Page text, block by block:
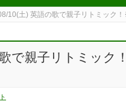
10(土) 英語の歌で親子リトミック
で親子リトミック